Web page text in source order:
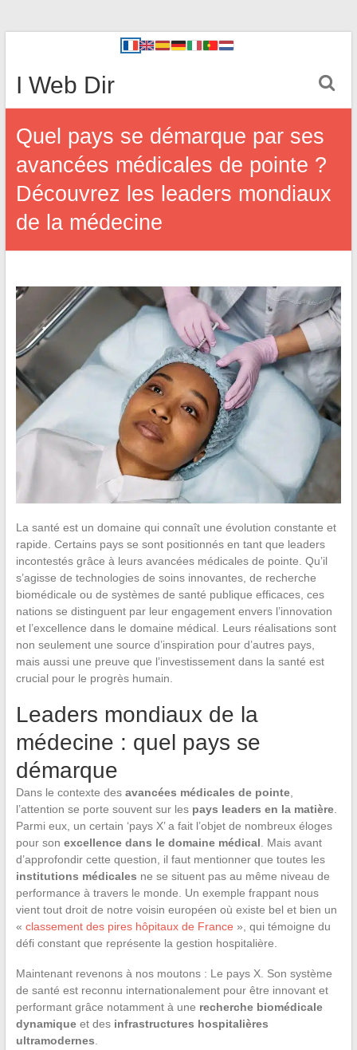
I Web Dir
Quel pays se démarque par ses
avancées médicales de pointe ?
Découvrez les leaders mondiaux
de la médecine
La santé est un domaine qui connaît une évolution constante et
rapide. Certains pays se sont positionnés en tant que leaders
incontestés grâce à leurs avancées médicales de pointe. Qu’il
s’agisse de technologies de soins innovantes, de recherche
biomédicale ou de systèmes de santé publique efficaces, ces
nations se distinguent par leur engagement envers l’innovation
et l’excellence dans le domaine médical. Leurs réalisations sont
non seulement une source d’inspiration pour d’autres pays,
mais aussi une preuve que l’investissement dans la santé est
crucial pour le progrès humain.
Leaders mondiaux de la
médecine : quel pays se
démarque
Dans le contexte des avancées médicales de pointe,
l’attention se porte souvent sur les pays leaders en la matière.
Parmi eux, un certain ‘pays X’ a fait l’objet de nombreux éloges
pour son excellence dans le domaine médical. Mais avant
d’approfondir cette question, il faut mentionner que toutes les
institutions médicales ne se situent pas au même niveau de
performance à travers le monde. Un exemple frappant nous
vient tout droit de notre voisin européen où existe bel et bien un
« classement des pires hôpitaux de France », qui témoigne du
défi constant que représente la gestion hospitalière.
Maintenant revenons à nos moutons : Le pays X. Son système
de santé est reconnu internationalement pour être innovant et
performant grâce notamment à une recherche biomédicale
dynamiqueet des infrastructures hospitalières
ultramodernes.